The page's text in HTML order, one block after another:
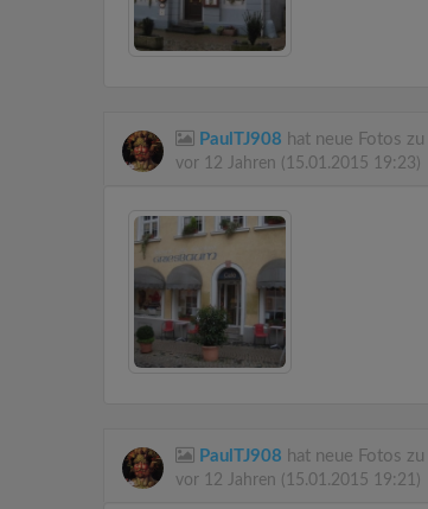
PaulTJ908 hat neue Fotos zu
vor 12 Jahren (15.01.2015 19:23)
PaulTJ908 hat neue Fotos zu
vor 12 Jahren (15.01.2015 19:21)